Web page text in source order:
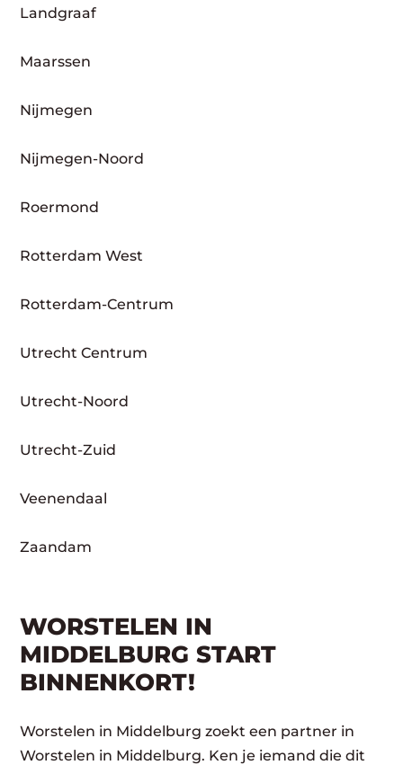
Landgraaf
Maarssen
Nijmegen
Nijmegen-Noord
Roermond
Rotterdam West
Rotterdam-Centrum
Utrecht Centrum
Utrecht-Noord
Utrecht-Zuid
Veenendaal
Zaandam
WORSTELEN IN
MIDDELBURG START
BINNENKORT!
Worstelen in Middelburg zoekt een partner in
Worstelen in Middelburg. Ken je iemand die dit